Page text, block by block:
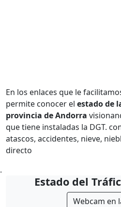
En los enlaces que le
permite conocer el estado de
provincia de Andorra
que tiene instaladas la DGT.
atascos, accidentes, nieve,
directo
.
Estado del
Webcam en